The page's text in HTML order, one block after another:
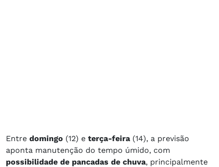
Entre domingo (12) e terça-feira (14), a previsão
aponta manutenção do tempo úmido, com
possibilidade de pancadas de chuva, principalmente